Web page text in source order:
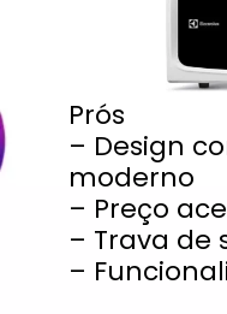
Prós
– Design
moderno
– Preço
– Trava de
–